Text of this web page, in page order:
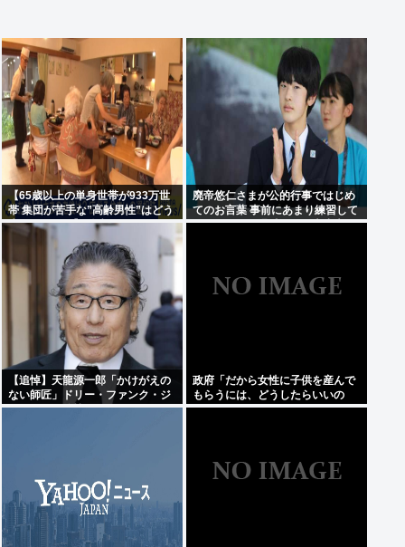
【65歳以上の単身世帯が933万世
帯 集団が苦手な”高齢男性”はどう
生きていく？】孤独死のリスク
も…専門家 「8日以上見つからな
いのも圧倒的に男性」
廃帝悠仁さまが公的行事ではじめ
てのお言葉 事前にあまり練習して
ないっぽい。滑舌悪いし大丈夫な
【追悼】天龍源一郎「かけがえの
ない師匠」ドリー・ファンク・ジ
ュニアさん追悼
政府「だから女性に子供を産んで
もらうには、どうしたらいいの
よ;;」